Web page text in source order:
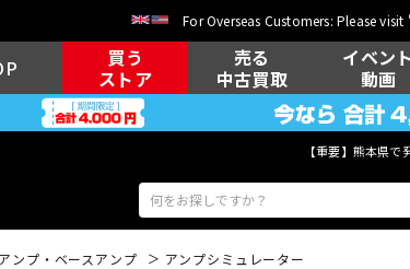
For Overseas Customers: Please visit
買う
ストア
売る
中古買取
イベント
動画
【重要】熊本県
ンプ・ベースアンプ アンプシミュレーター